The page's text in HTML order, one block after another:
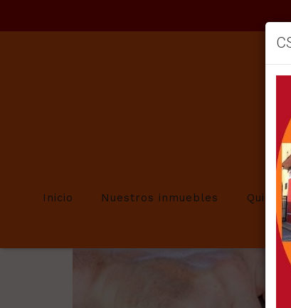
Inicio Nuestros inmuebles